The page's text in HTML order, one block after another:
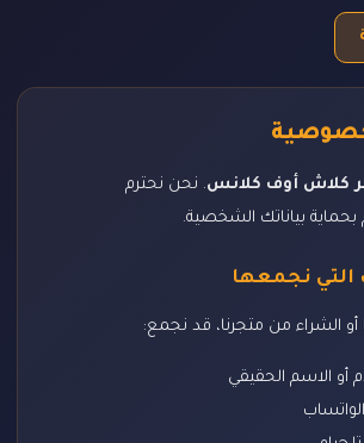
كلاش أوف كلانس. نحن نحترم
بياناتك الشخصية.
الشراء من متجرنا، قد نجمع:
أو الاسم الحقيقي